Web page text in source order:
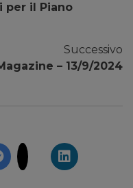
per il Piano
Successivo
– 13/9/2024